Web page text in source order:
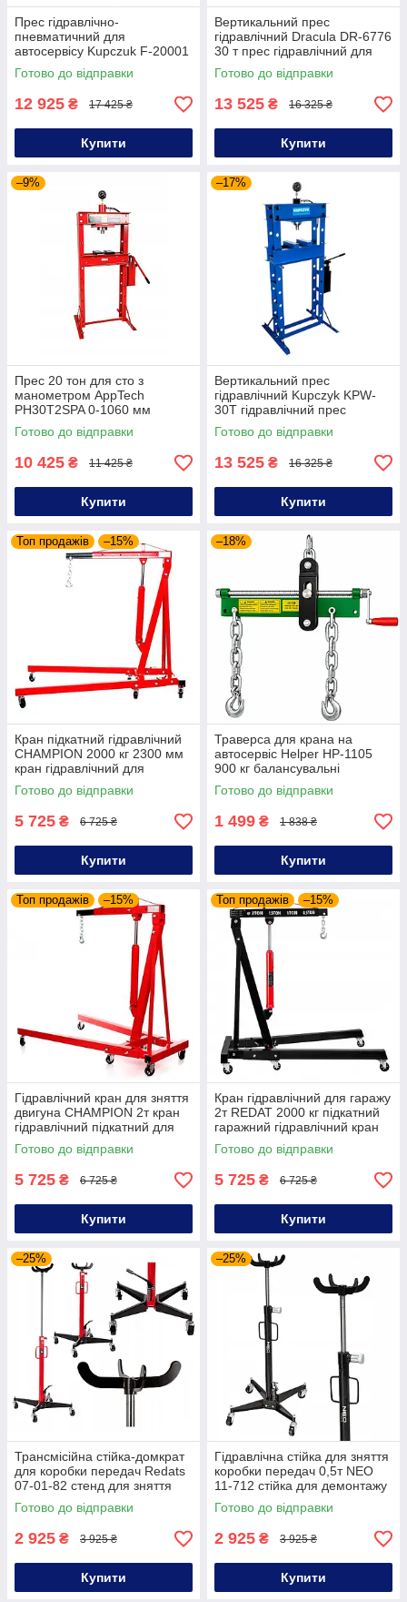
Прес гідравлічно-
пневматичний для
автосервісу Kupczuk F-20001
30 т 0-950 мм прес для сто
Готово до відправки
12 925 ₴ 17 425 ₴
Купити
Вертикальний прес
гідравлічний Dracula DR-6776
30 т прес гідравлічний для
автосервісу гідравлічний прес
гаражний
Готово до відправки
13 525 ₴ 16 325 ₴
Купити
–9%
Прес 20 тон для сто з
манометром AppTech
PH30T2SPA 0-1060 мм
гідравлічний прес
Готово до відправки
10 425 ₴ 11 425 ₴
Купити
–17%
Вертикальний прес
гідравлічний Kupczyk KPW-
30T гідравлічний прес
гаражний прес 30 тонн з
манометром
Готово до відправки
13 525 ₴ 16 325 ₴
Купити
Топ продажів –15%
Кран підкатний гідравлічний
CHAMPION 2000 кг 2300 мм
кран гідравлічний для
майстерні гідравлічний кран
для зняття двигуна
Готово до відправки
5 725 ₴ 6 725 ₴
Купити
–18%
Траверса для крана на
автосервіс Helper HP-1105
900 кг балансувальні
траверса для крана
Готово до відправки
1 499 ₴ 1 838 ₴
Купити
Топ продажів –15%
Гідравлічний кран для зняття
двигуна CHAMPION 2т кран
гідравлічний підкатний для
сто кран для підйому двигуна
Готово до відправки
5 725 ₴ 6 725 ₴
Купити
Топ продажів –15%
Кран гідравлічний для гаражу
2т REDAT 2000 кг підкатний
гаражний гідравлічний кран
для зняття двигуна
гідравлічний кран
Готово до відправки
5 725 ₴ 6 725 ₴
Купити
–25%
Трансмісійна стійка-домкрат
для коробки передач Redats
07-01-82 стенд для зняття
коробки передач для
автосервісу
Готово до відправки
2 925 ₴ 3 925 ₴
Купити
–25%
Гідравлічна стійка для зняття
коробки передач 0,5т NEO
11-712 стійка для демонтажу
коробки передач для авто
Готово до відправки
2 925 ₴ 3 925 ₴
Купити